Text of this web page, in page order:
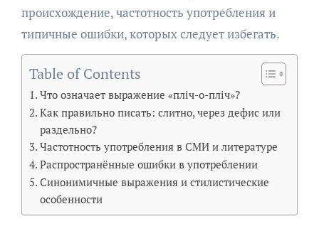
происхождение, частотность употребления и
типичные ошибки, которых следует избегать.
Table of Contents
Что означает выражение «пліч-о-пліч»?
Как правильно писать: слитно, через дефис или
раздельно?
Частотность употребления в СМИ и литературе
Распространённые ошибки в употреблении
Синонимичные выражения и стилистические
особенности